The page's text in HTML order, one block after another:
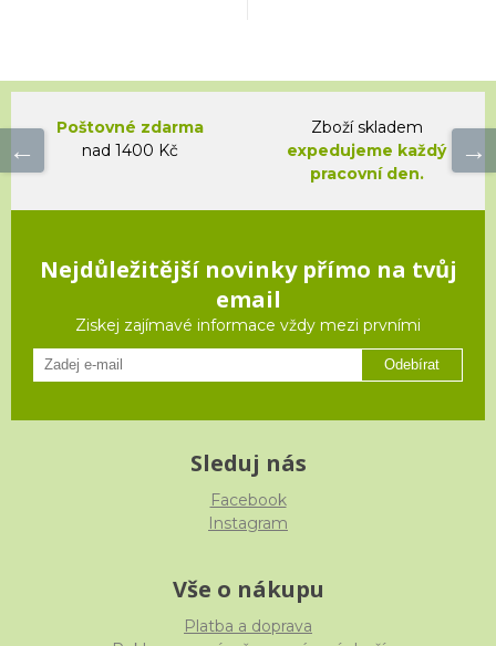
Poštovné zdarma
nad 1400 Kč
Zboží skladem
expedujeme každý
pracovní den.
Nejdůležitější novinky přímo na tvůj
email
Ziskej zajímavé informace vždy mezi prvními
Odebírat
Sleduj nás
Facebook
Instagram
Vše o nákupu
Platba a doprava